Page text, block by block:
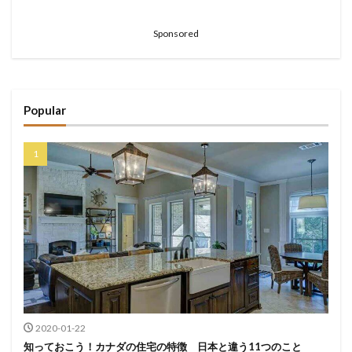
Sponsored
Popular
2020-01-22
知っておこう！カナダの住宅の特徴 日本と違う11つのこと